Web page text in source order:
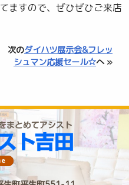
ますので、ぜひぜひご来店
次のダイハツ展示会&フレッ
シュマン応援セール☆へ »